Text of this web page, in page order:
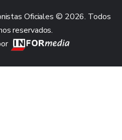
Oficiales © 2026. Todos
reservados.